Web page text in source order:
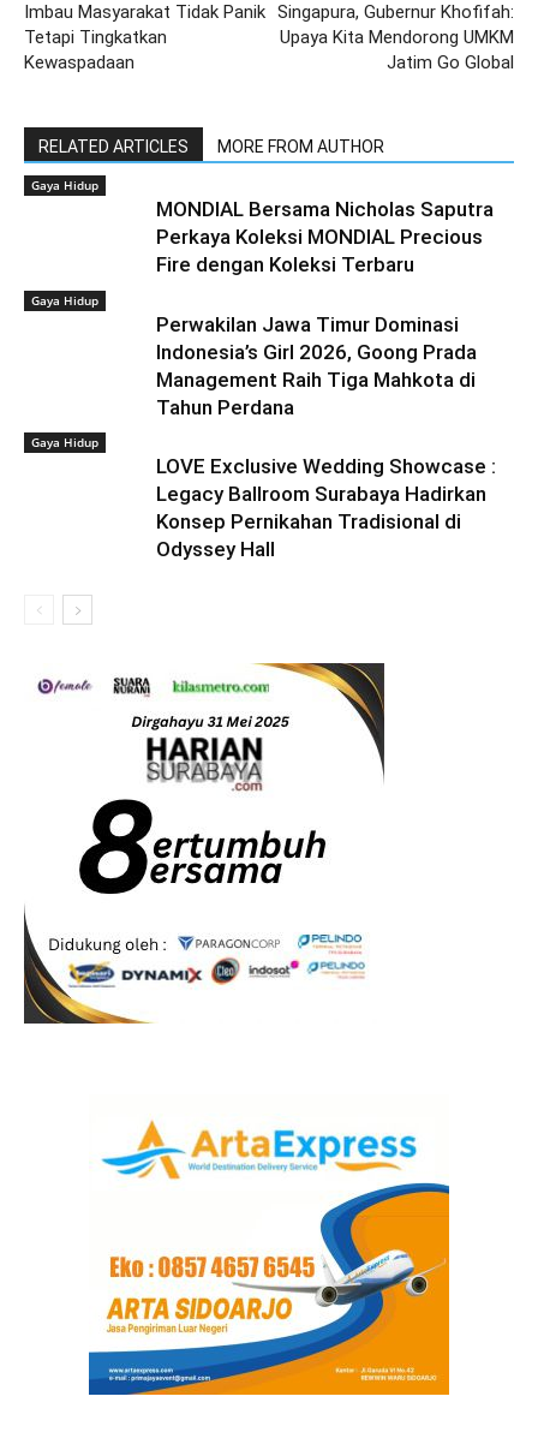
Imbau Masyarakat Tidak Panik
Tetapi Tingkatkan
Kewaspadaan
Singapura, Gubernur Khofifah:
Upaya Kita Mendorong UMKM
Jatim Go Global
RELATED ARTICLES MORE FROM AUTHOR
Gaya Hidup
MONDIAL Bersama Nicholas Saputra
Perkaya Koleksi MONDIAL Precious
Fire dengan Koleksi Terbaru
Gaya Hidup
Perwakilan Jawa Timur Dominasi
Indonesia’s Girl 2026, Goong Prada
Management Raih Tiga Mahkota di
Tahun Perdana
Gaya Hidup
LOVE Exclusive Wedding Showcase :
Legacy Ballroom Surabaya Hadirkan
Konsep Pernikahan Tradisional di
Odyssey Hall